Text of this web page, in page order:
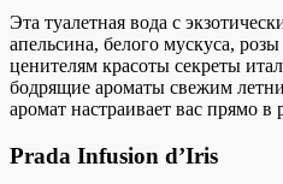
Эта туалетная вода с
апельсина, белого мускуса,
ценителям красоты секреты
бодрящие ароматы свежим
аромат настраивает вас прямо в
Prada Infusion d’Iris